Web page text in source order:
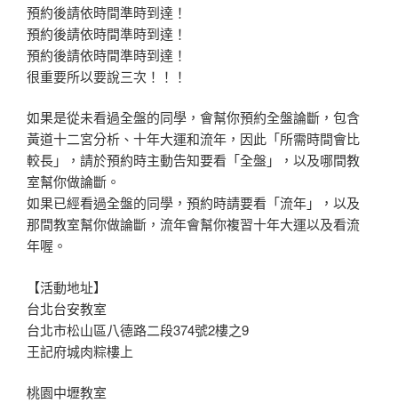
預約後請依時間準時到達！
預約後請依時間準時到達！
預約後請依時間準時到達！
很重要所以要說三次！！！
如果是從未看過全盤的同學，會幫你預約全盤論斷，包含
黃道十二宮分析、十年大運和流年，因此「所需時間會比
較長」，請於預約時主動告知要看「全盤」，以及哪間教
室幫你做論斷。
如果已經看過全盤的同學，預約時請要看「流年」，以及
那間教室幫你做論斷，流年會幫你複習十年大運以及看流
年喔。
【活動地址】
台北台安教室
台北市松山區八德路二段374號2樓之9
王記府城肉粽樓上
桃園中壢教室